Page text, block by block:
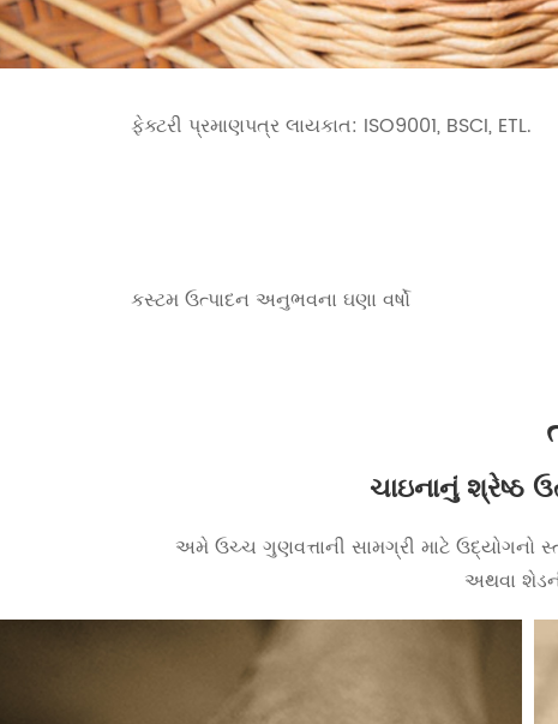
ફેક્ટરી પ્રમાણપત્ર લાયકાત: ISO9001, BSCI, ETL.
કસ્ટમ ઉત્પાદન અનુભવના ઘણા વર્ષો
ચાઇનાનું શ્રેષ્ઠ
અમે ઉચ્ચ ગુણવત્તાની સામગ્રી માટે
અથવા